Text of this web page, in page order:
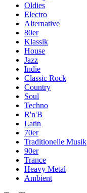
Oldies
Electro
Alternative
80er
Klassik
House
Jazz
Indie
Classic Rock
Country
Soul
Techno
R'n'B
Latin
70er
Traditionelle Musik
90er
Trance
Heavy Metal
Ambient